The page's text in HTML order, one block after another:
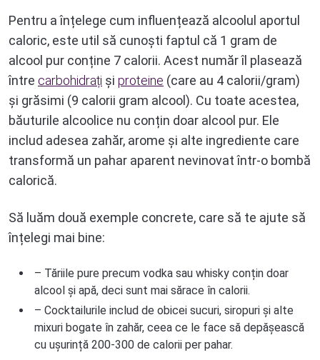
Pentru a înțelege cum influențează alcoolul aportul
caloric, este util să cunoști faptul că 1 gram de
alcool pur conține 7 calorii. Acest număr îl plasează
între carbohidrați și proteine (care au 4 calorii/gram)
și grăsimi (9 calorii gram alcool). Cu toate acestea,
băuturile alcoolice nu conțin doar alcool pur. Ele
includ adesea zahăr, arome și alte ingrediente care
transformă un pahar aparent nevinovat într-o bombă
calorică.
Să luăm două exemple concrete, care să te ajute să
înțelegi mai bine:
– Tăriile pure precum vodka sau whisky conțin doar
alcool și apă, deci sunt mai sărace în calorii.
– Cocktailurile includ de obicei sucuri, siropuri și alte
mixuri bogate în zahăr, ceea ce le face să depășească
cu ușurință 200-300 de calorii per pahar.